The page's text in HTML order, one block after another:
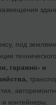
под
гаражно- и
контейнеры.